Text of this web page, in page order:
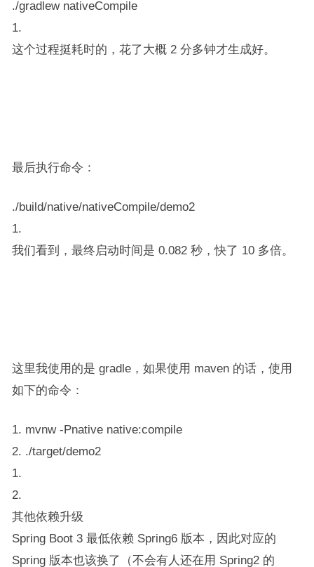
./gradlew nativeCompile
1.
这个过程挺耗时的，花了大概 2 分多钟才生成好。
最后执行命令：
./build/native/nativeCompile/demo2
1.
我们看到，最终启动时间是 0.082 秒，快了 10 多倍。
这里我使用的是 gradle，如果使用 maven 的话，使用
如下的命令：
1. mvnw -Pnative native:compile
2. ./target/demo2
1.
2.
其他依赖升级
Spring Boot 3 最低依赖 Spring6 版本，因此对应的
Spring 版本也该换了（不会有人还在用 Spring2 的